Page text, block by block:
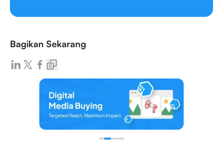
Bagikan Sekarang